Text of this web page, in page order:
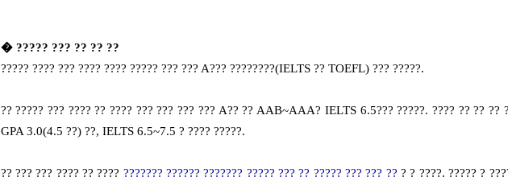
� ????? ??? ?? ?? ??
????? ???? ??? ???? ???? ????? ??? ??? A??? ????????(IELTS ?? TOEFL) ??? ?????.
?? ????? ??? ???? ?? ???? ??? ??? ??? ??? A?? ?? AAB~AAA? IELTS 6.5??? ?????. ???? ?? ?? ??
GPA 3.0(4.5 ??) ??, IELTS 6.5~7.5 ? ???? ?????.
?? ??? ??? ???? ?? ???? ??????? ?????? ??????? ????? ??? ?? ????? ??? ??? ??? ? ????. ????? ?